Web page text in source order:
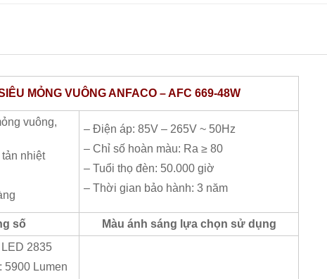
MỎNG VUÔNG ANFACO – AFC 669-48W
vuông,
nhiệt
– Điện áp: 85V – 265V ~ 50Hz
– Chỉ số hoàn màu: Ra ≥ 80
– Tuổi thọ đèn: 50.000 giờ
– Thời gian bảo hành: 3 năm
số Màu ánh sáng lựa chọn sử dụng
2835
5900 Lumen